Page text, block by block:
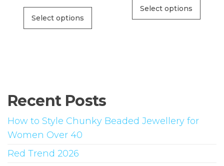
Select options
Select options
Recent Posts
How to Style Chunky Beaded Jewellery for
Women Over 40
Red Trend 2026